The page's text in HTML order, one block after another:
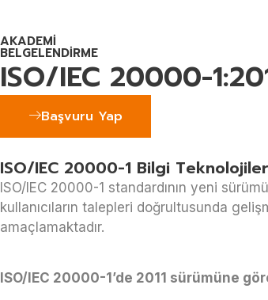
AKADEMİ
BELGELENDİRME
ISO/IEC 20000-
Başvuru Yap
ISO/IEC 20000-1 Bilgi
ISO/IEC 20000-1 standardının yeni
kullanıcıların talepleri doğrultusunda
amaçlamaktadır.
ISO/IEC 20000-1’de 2011 sürümüne